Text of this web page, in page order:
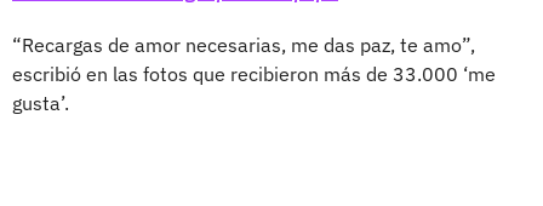
“Recargas de amor necesarias, me das paz, te amo”,
escribió en las fotos que recibieron más de 33.000 ‘me
gusta’.